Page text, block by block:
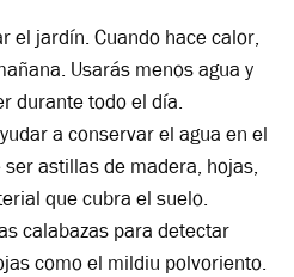
el jardín. Cuando hace calor,
Usarás menos agua y
durante todo el día.
a conservar el agua en el
astillas de madera, hojas,
que cubra el suelo.
calabazas para detectar
como el mildiu polvoriento.